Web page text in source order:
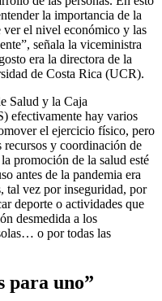
la importancia de la
ver el nivel económico y las
señala la viceministra
era la directora de la
de Costa Rica (UCR).
Salud y la Caja
efectivamente hay varios
el ejercicio físico, pero
recursos y coordinación de
promoción de la salud esté
antes de la pandemia era
tal vez por inseguridad, por
deporte o actividades que
desmedida a los
o por todas las
para uno”